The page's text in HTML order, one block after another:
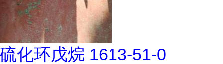
硫化环戊烷 1613-51-0